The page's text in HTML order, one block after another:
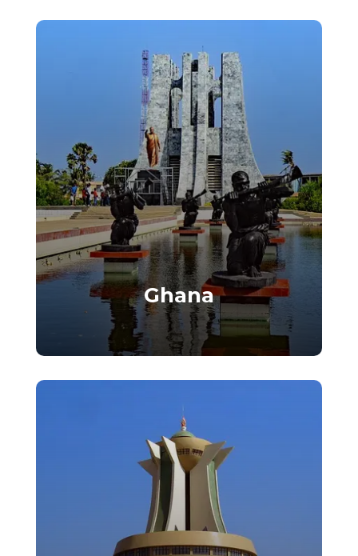
Ghana
Alliez opportunités et qualité de vie
dans ce pays chaleureux et